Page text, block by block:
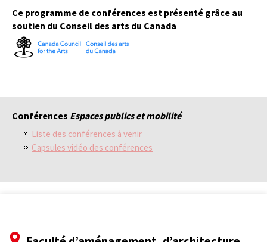
Ce programme de conférences est présenté grâce au
soutien du Conseil des arts du Canada
Conférences Espaces publics et mobilité
Liste des conférences à venir
Capsules vidéo des conférences